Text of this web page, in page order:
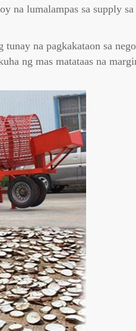
na lumalampas sa supply sa
na pagkakataon sa
ng mas matataas na